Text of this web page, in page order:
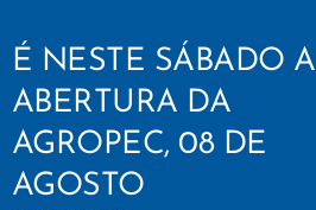
É NESTE SÁBADO A
ABERTURA DA
AGROPEC, 08 DE
AGOSTO